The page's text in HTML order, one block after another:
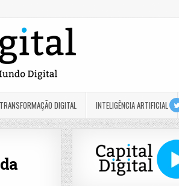
TRANSFORMAÇÃO DIGITAL INTELIGÊNCIA ARTIFICIAL